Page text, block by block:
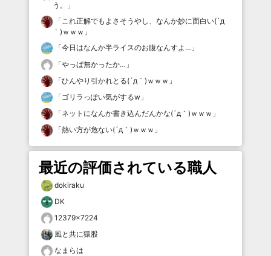
う。
」
「これ正解でもよさそうやし、なんか妙に面白い(´д
｀)ｗｗｗ 」
「今日はなんか半ライスのお腹なんすよ… 」
「やっぱ無かったか… 」
「ひんやり引かれとる(´д｀)ｗｗｗ 」
「ゴリラっぽい気がするw 」
「ネットになんか書き込んだんかな(´д｀)ｗｗｗ 」
「熱い方が危ない(´д｀)ｗｗｗ 」
最近の評価されている職人
dokiraku
DK
12379×7224
風と共に猿股
なまらは